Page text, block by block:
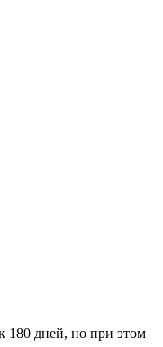
180 дней, но при этом